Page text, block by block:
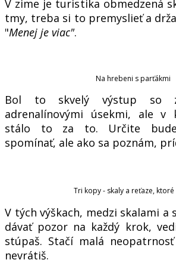
V zime je turistika obmedzená
tmy, treba si to premyslieť a
"Menej je viac".
Na hrebeni s parťákmi
Bol to skvelý výstup so
adrenalínovými úsekmi, ale v
stálo to za to. Určite
spomínať, ale ako sa poznám,
Tri kopy - skaly a reťaze, ktoré
V tých výškach, medzi skalami a
dávať pozor na každý krok,
stúpaš. Stačí malá
nevrátiš.